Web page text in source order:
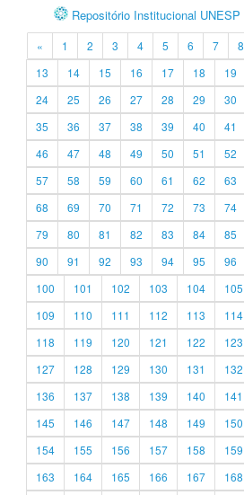
Repositório Institucional UNESP
« 1 2 3 4 5 6 7 8
13
14 15 16 17 18 19
24
25 26 27 28 29 30
35
36 37 38 39 40 41
46
47 48 49 50 51 52
57
58 59 60 61 62 63
68
69 70 71 72 73 74
79
80 81 82 83 84 85
90
91 92 93 94 95 96
100
101 102 103 104 105
109
110 111 112 113 114
118
119 120 121 122 123
127
128 129 130 131 132
136
137 138 139 140 141
145
146 147 148 149 150
154
155 156 157 158 159
163
164 165 166 167 168